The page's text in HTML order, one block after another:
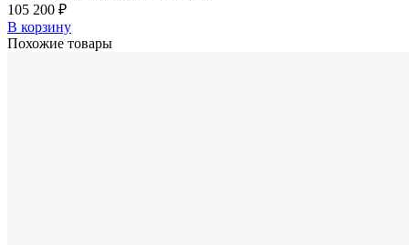
105 200 ₽
В корзину
Похожие товары